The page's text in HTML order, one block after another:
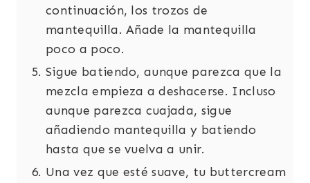
continuación, los trozos de
mantequilla. Añade la mantequilla
poco a poco.
Sigue batiendo, aunque parezca que la
mezcla empieza a deshacerse. Incluso
aunque parezca cuajada, sigue
añadiendo mantequilla y batiendo
hasta que se vuelva a unir.
Una vez que esté suave, tu buttercream